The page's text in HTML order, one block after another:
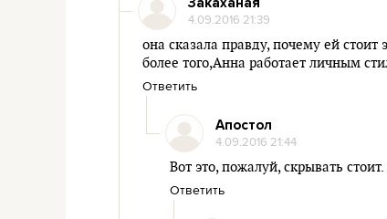
4.09.2016 21:39
она сказала правду, почему ей стоит
более того,Анна работает личным
Ответить
Апостол
4.09.2016 21:44
Вот это, пожалуй, скрывать
Ответить